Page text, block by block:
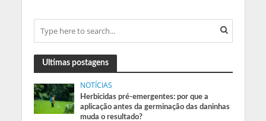
Ultimas postagens
NOTÍCIAS
Herbicidas pré-emergentes: por que a
aplicação antes da germinação das daninhas
muda o resultado?